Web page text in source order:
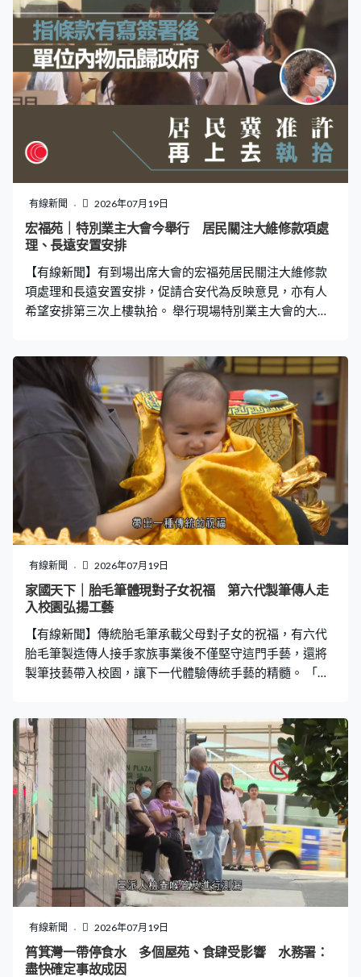
加拿大安大略省逾70場山火仍未受控，美國總統特朗普威
脅向加拿大加徵關稅，省長福特批評言論不可接受，指鄰
里之間應互相幫助，而非惡言相向。 紐約和新澤西州受煙
霧影響多日後雷暴，大雨令不少街道被淹浸，有電動輪椅
被困在馬路中心；低窪地區的高速公路出現嚴重水浸，私
家車幾乎被淹沒，有司機在深及胸口的水中涉水離開，亦
有人爬上車頂暫避，多條公路一度關閉。 紐約周六下午降
雨量逾100毫米，其中曼哈頓和皇后區雨勢特別大，三大
機場多班航班取消或延誤。 雷雨亦影響世界盃決賽兩隊備
戰，西班牙取消戶外操練，轉到健身室練體能；阿根廷的
訓練則延遲45分鐘。決賽場館新澤西州大都會人壽體育場
已經準備就緒，氣象局預測降雨有助加拿大山火煙霧消
散，周日空氣污染將有改善。
有線新聞 2026年07月19日
宏福苑｜特別業主大會今舉行 居民關注大維修款項處
理、長遠安置安排
【有線新聞】有到場出席大會的宏福苑居民關注大維修款
項處理和長遠安置安排，促請合安代為反映意見，亦有人
希望安排第三次上樓執拾。 舉行現場特別業主大會的大埔
閣居民李先生：「可否講善款或未來政府長遠如何安排？
因為他們應該是代表我們與政府溝通的橋樑，希望真的有
一個渠道收集我們意見，與政府反映相關資訊。」宏道閣
居民盧先生：「有很多數目不清楚，例如大維修基金，我
住那一座應該可以回去居住裝修又收回，我給了16萬元但
還給我們只有7萬元。為甚麼整個工程未完成一半，為甚麼
減去大半的大維修基金？」 亦有人希望了解政府會否安排
第三次上樓執拾。宏昌閣居民林女士：「其實我單位已被
燒毁，但很多街坊朋友沒有。條款有寫簽署後，單位的東
西歸政府，不可以給我們，我覺得雖然我失去單位，都想
幫街坊老友記問為甚麼不可以再回去執拾？簽了的業權為
甚麼裡面東西所有歸政府？」 大會舉行期間，有出席居民
報稱頭暈不適，救護車到場，救護員將他抬上擔架，他清
有線新聞 2026年07月19日
家國天下｜胎毛筆體現對子女祝福 第六代製筆傳人走
入校園弘揚工藝
【有線新聞】傳統胎毛筆承載父母對子女的祝福，有六代
胎毛筆製造傳人接手家族事業後不僅堅守這門手藝，還將
製筆技藝帶入校園，讓下一代體驗傳統手藝的精髓。 「我
滿，將來懂得報孝父母，好不好？」張振宇是這門造毛筆
手藝的第六代傳人，他現在正利用初生嬰兒的頭髮製造胎
毛筆，作為父母給子女的第一份祝福。第六代非遺胎毛筆
匠張振宇：「因為我的曾太祖母就是宮廷御用的製筆師，
清朝道光17年。我的曾太公就是剃頭匠，會有一套剃頭匠
的文化，還有製筆的文化。男孩剃頭是從前面開始的，前
面我們稱為龍靈髮，龍靈髮是男孩的本命髮，用來造胎毛
筆的筆膽。」 製作一支傳統胎毛筆需要經過36道工序，其
中最難的一個步驟是要在水盤中將胎毛梳理整齊。張振
宇：「有些毛髮不是梳一次就能梳好，要反反覆覆、不斷
拉梳，以及傳統胎毛筆有4種頭髮，那裡最少已經有10多
個工序。你會看到水盤內的頭髮愈梳愈少，你拿這麼多頭
髮來製作，最後造出來很細小的。」 張振宇這一天獲學校
有線新聞 2026年07月19日
筲箕灣一帶停食水 多個屋苑、食肆受影響 水務署：
盡快確定事故成因